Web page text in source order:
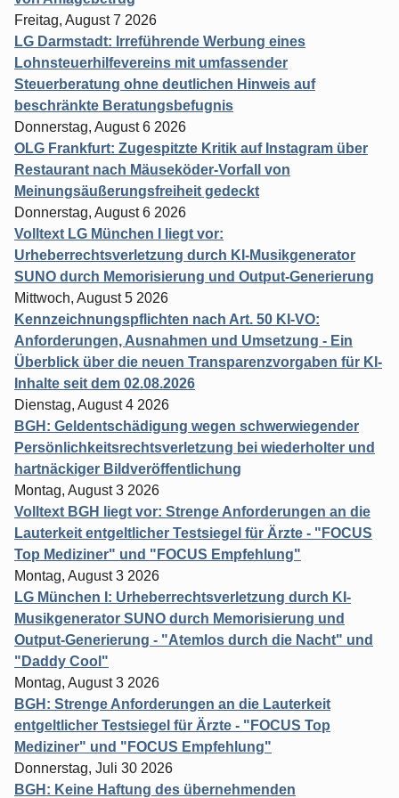
Freitag, August 7 2026
LG Darmstadt: Irreführende Werbung eines
Lohnsteuerhilfevereins mit umfassender
Steuerberatung ohne deutlichen Hinweis auf
beschränkte Beratungsbefugnis
Donnerstag, August 6 2026
OLG Frankfurt: Zugespitzte Kritik auf Instagram über
Restaurant nach Mäuseköder-Vorfall von
Meinungsäußerungsfreiheit gedeckt
Donnerstag, August 6 2026
Volltext LG München I liegt vor:
Urheberrechtsverletzung durch KI-Musikgenerator
SUNO durch Memorisierung und Output-Generierung
Mittwoch, August 5 2026
Kennzeichnungspflichten nach Art. 50 KI-VO:
Anforderungen, Ausnahmen und Umsetzung - Ein
Überblick über die neuen Transparenzvorgaben für KI-
Inhalte seit dem 02.08.2026
Dienstag, August 4 2026
BGH: Geldentschädigung wegen schwerwiegender
Persönlichkeitsrechtsverletzung bei wiederholter und
hartnäckiger Bildveröffentlichung
Montag, August 3 2026
Volltext BGH liegt vor: Strenge Anforderungen an die
Lauterkeit entgeltlicher Testsiegel für Ärzte - "FOCUS
Top Mediziner" und "FOCUS Empfehlung"
Montag, August 3 2026
LG München I: Urheberrechtsverletzung durch KI-
Musikgenerator SUNO durch Memorisierung und
Output-Generierung - "Atemlos durch die Nacht" und
"Daddy Cool"
Montag, August 3 2026
BGH: Strenge Anforderungen an die Lauterkeit
entgeltlicher Testsiegel für Ärzte - "FOCUS Top
Mediziner" und "FOCUS Empfehlung"
Donnerstag, Juli 30 2026
BGH: Keine Haftung des übernehmenden